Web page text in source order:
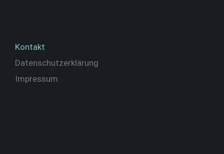
Kontakt
Datenschutzerklärung
Impressum